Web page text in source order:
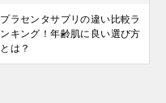
プラセンタサプリの違い比較ラ
ンキング！年齢肌に良い選び方
とは？